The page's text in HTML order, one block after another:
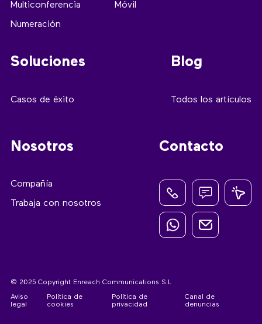
Multiconferencia
Numeración
Móvil
Soluciones
Casos de éxito
Blog
Todos los artículos
Nosotros
Compañía
Trabaja con nosotros
Contacto
© 2025 Copyright Enreach Communications S.L
Aviso
legal
Política de
cookies
Política de
privacidad
Canal de
denuncias